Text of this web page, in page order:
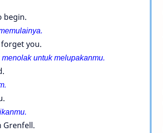
begin.
you.
untuk melupakanmu.
Grenfell.